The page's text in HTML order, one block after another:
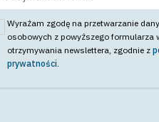
Wyrażam zgodę na przetwarzanie
osobowych z powyższego formularza
otrzymywania newslettera, zgodnie z
prywatności.